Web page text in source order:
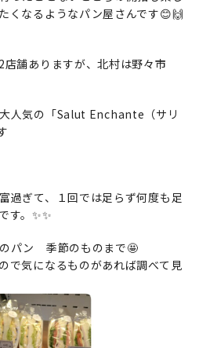
くなるようなパン屋さんです😊🙌
舗ありますが、北村は野々市
人気の「Salut Enchante（サリ
過ぎて、１回では足らず何度も足
す。✨✨
パン 季節のものまで🤩
で気になるものがあれば調べて見